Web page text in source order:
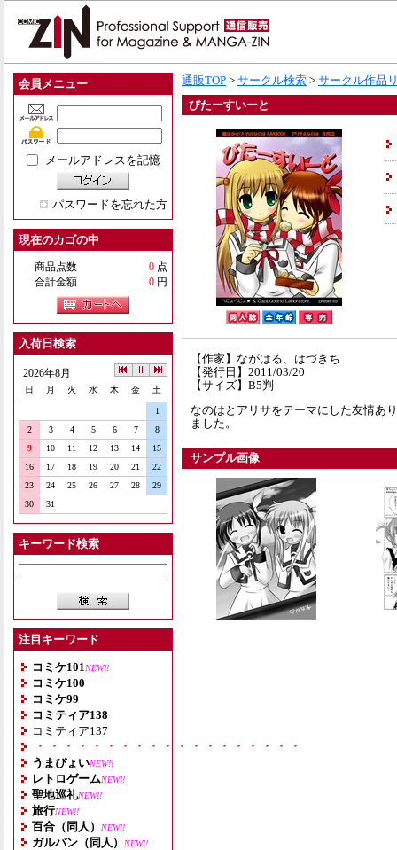
会員メニュー
メールアドレスを記憶
パスワードを忘れた方
現在のカゴの中
商品点数 0 点
合計金額
0 円
入荷日検索
2026年8月
日 月 火 水 木 金 土
1
2
3 4 5 6 7
8
9
10 11 12 13 14
15
16
17 18 19 20 21
22
23
24 25 26 27 28
29
30
31
キーワード検索
注目キーワード
コミケ101 NEW!!
コミケ100
コミケ99
コミティア138
コミティア137
・・・・・・・・・・・・・・・・・・・
うまぴょいNEW!!
レトロゲームNEW!!
聖地巡礼NEW!!
旅行NEW!!
百合（同人） NEW!!
ガルパン（同人） NEW!!
通販TOP > サークル検索 > サークル作品
びたーすいーと
【作家】ながはる、はづきち
【発行日】2011/03/20
【サイズ】B5判
なのはとアリサをテーマにした友情あ
ました。
サンプル画像